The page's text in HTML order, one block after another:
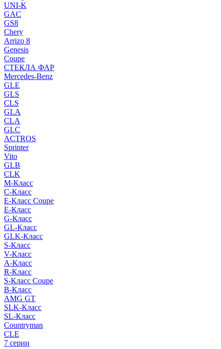
UNI-K
GAC
GS8
Chery
Arrizo 8
Genesis
Coupe
СТЕКЛА ФАР
Mercedes-Benz
GLE
GLS
CLS
GLA
CLA
GLC
ACTROS
Sprinter
Vito
GLB
CLK
M-Класс
C-Класс
E-Класс Coupe
E-Класс
G-Класс
GL-Класс
GLK-Класс
S-Класс
V-Класс
A-Класс
R-Класс
S-Класс Сoupe
B-Класс
AMG GT
SLK-Класс
SL-Класс
Countryman
CLE
7 серии